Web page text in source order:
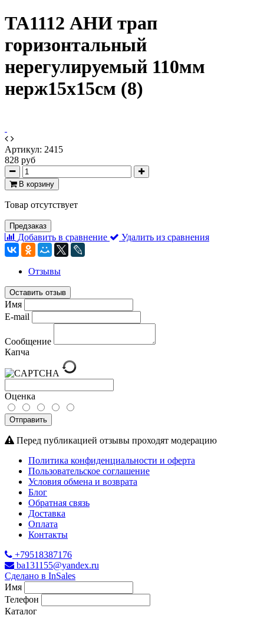
ТА1112 АНИ трап
горизонтальный
нерегулируемый 110мм
нерж15х15см (8)
Артикул: 2415
828 руб
В корзину
Товар отсутствует
Предзаказ
Добавить в сравнение Удалить из сравнения
Отзывы
Оставить отзыв
Имя
E-mail
Сообщение
Капча
Оценка
Отправить
Перед публикацией отзывы проходят модерацию
Политика конфиденциальности и оферта
Пользовательское соглашение
Условия обмена и возврата
Блог
Обратная связь
Доставка
Оплата
Контакты
+79518387176
ba131155@yandex.ru
Сделано в InSales
Имя
Телефон
Каталог